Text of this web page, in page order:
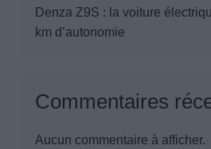
Denza Z9S : la voiture
km d’autonomie
Commentaires
Aucun commentaire à afficher.